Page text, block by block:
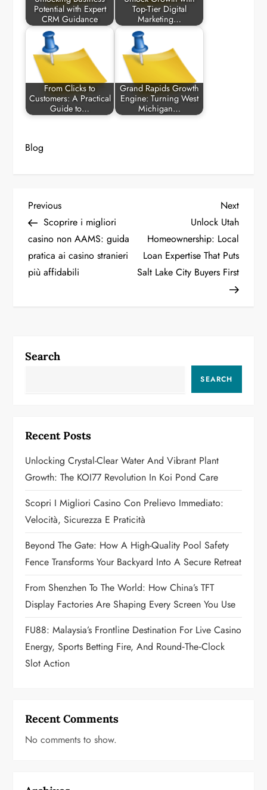
Potential with Expert
CRM Guidance
Top-Tier Digital
Marketing…
From Clicks to
Customers: A Practical
Guide to…
Grand Rapids Growth
Engine: Turning West
Michigan…
Blog
P
o
s
v
a
t
i
o
n
Previous
Post
Previous
Scoprire i migliori
casino non AAMS: guida
pratica ai casino stranieri
più affidabili
Next
Post
Next
Unlock Utah
Homeownership: Local
Loan Expertise That Puts
Salt Lake City Buyers First
Search
SEARCH
Recent Posts
Unlocking Crystal-Clear Water And Vibrant Plant
Growth: The KOI77 Revolution In Koi Pond Care
Scopri I Migliori Casino Con Prelievo Immediato:
Velocità, Sicurezza E Praticità
Beyond The Gate: How A High-Quality Pool Safety
Fence Transforms Your Backyard Into A Secure Retreat
From Shenzhen To The World: How China’s TFT
Display Factories Are Shaping Every Screen You Use
FU88: Malaysia’s Frontline Destination For Live Casino
Energy, Sports Betting Fire, And Round‑the‑Clock
Slot Action
Recent Comments
No comments to show.